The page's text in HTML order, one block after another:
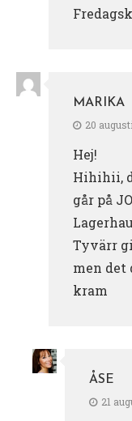
MARIKA
20
Hej!
Hihihii,
går på
Tyvärr
men
kram
ÅSE
21